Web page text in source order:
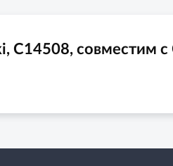
совместим с